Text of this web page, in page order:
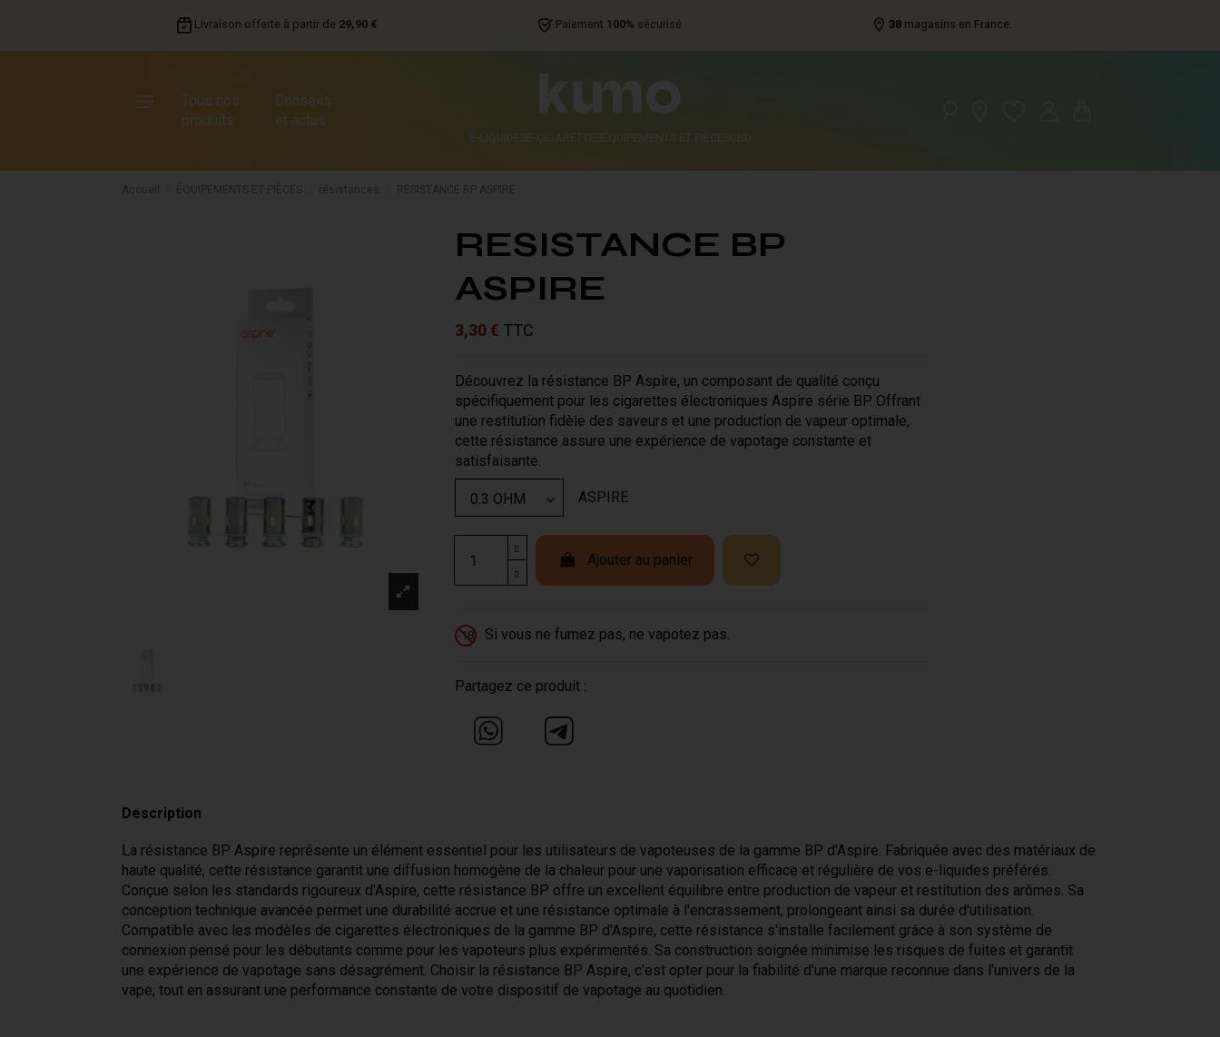
Livraison offerte à partir de 29,90 € Paiement 100% sécurisé 38 magasins en France.
Tous nos
produits
Conseils
et actus
E-LIQUIDESE-CIGARETTES ÉQUIPEMENTS ET PIÈCES CBD
RESISTANCE BP
ASPIRE
3,30 € TTC
Découvrez la résistance BP Aspire, un composant de qualité conçu
spécifiquement pour les cigarettes électroniques Aspire série BP. Offrant
une restitution fidèle des saveurs et une production de vapeur optimale,
cette résistance assure une expérience de vapotage constante et
satisfaisante.
ASPIRE
Ajouter au panier
-18 Si vous ne fumez pas, ne vapotez pas.
Partagez ce produit :
Description
La résistance BP Aspire représente un élément essentiel pour les utilisateurs de vapoteuses de la gamme BP d'Aspire. Fabriquée avec des matériaux de
haute qualité, cette résistance garantit une diffusion homogène de la chaleur pour une vaporisation efficace et régulière de vos e-liquides préférés.
Conçue selon les standards rigoureux d'Aspire, cette résistance BP offre un excellent équilibre entre production de vapeur et restitution des arômes. Sa
conception technique avancée permet une durabilité accrue et une résistance optimale à l'encrassement, prolongeant ainsi sa durée d'utilisation.
Compatible avec les modèles de cigarettes électroniques de la gamme BP d'Aspire, cette résistance s'installe facilement grâce à son système de
connexion pensé pour les débutants comme pour les vapoteurs plus expérimentés. Sa construction soignée minimise les risques de fuites et garantit
une expérience de vapotage sans désagrément. Choisir la résistance BP Aspire, c'est opter pour la fiabilité d'une marque reconnue dans l'univers de la
vape, tout en assurant une performance constante de votre dispositif de vapotage au quotidien.